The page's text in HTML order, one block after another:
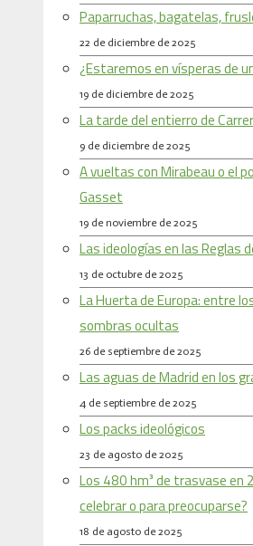
Paparruchas, bagatelas,
22 de diciembre de 2025
¿Estaremos en vísperas de
19 de diciembre de 2025
La tarde del entierro de
9 de diciembre de 2025
A vueltas con Mirabeau o el
Gasset
19 de noviembre de 2025
Las ideologías en las Reglas
13 de octubre de 2025
La Huerta de Europa: entre
sombras ocultas
26 de septiembre de 2025
Las aguas de Madrid en los
4 de septiembre de 2025
Los packs ideológicos
23 de agosto de 2025
Los 480 hm³ de trasvase en
celebrar o para preocuparse?
18 de agosto de 2025